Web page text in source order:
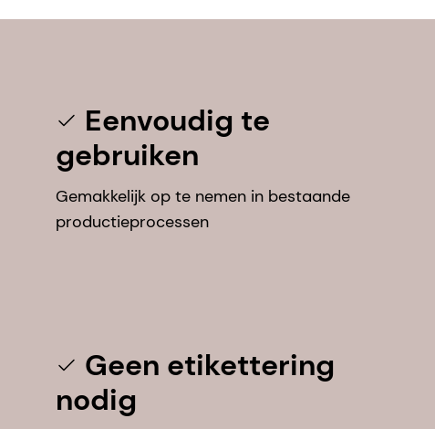
Eenvoudig te
gebruiken
Gemakkelijk op te nemen in bestaande
productieprocessen
Geen etikettering
nodig